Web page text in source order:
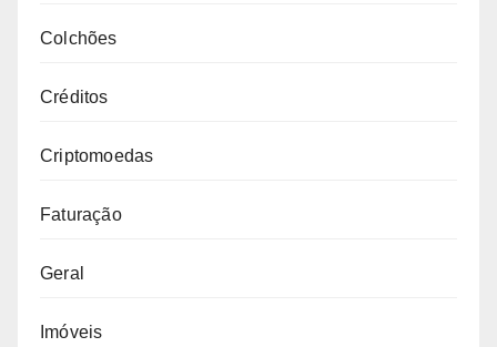
Colchões
Créditos
Criptomoedas
Faturação
Geral
Imóveis